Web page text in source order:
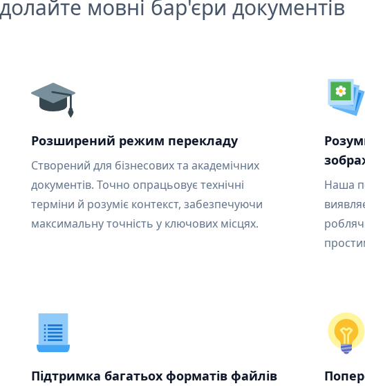
мовні бар'єри документів
Розширений режим перекладу
Створений для бізнесових та академічних
документів. Точно опрацьовує технічні
терміни й розуміє контекст, забезпечуючи
максимальну точність у ключових місцях.
Наша
Підтримка багатьох форматів файлів